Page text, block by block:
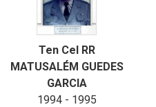
Ten Cel RR
MATUSALÉM GUEDES
GARCIA
1994 - 1995